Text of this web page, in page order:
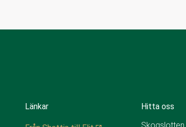
Länkar
Hitta oss
Skogslotten